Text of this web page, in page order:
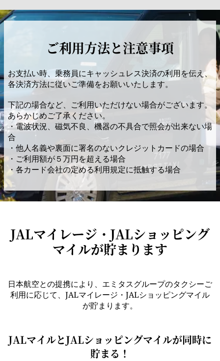
ご利用方法と注意事項
お支払い時、乗務員にキャッシュレス決済の利用を伝え、
各決済方法に従いご準備をお願いいたします。
下記の場合など、ご利用いただけない場合がございます。
あらかじめご了承ください。
・電波状況、磁気不良、機器の不具合で照会が出来ない場
合
・他人名義や裏面に署名のないクレジットカードの場合
・ご利用額が５万円を超える場合
・各カード会社の定める利用規定に抵触する場合
JALマイレージ・JALショッピング
マイルが貯まります
日本航空との提携により、エミタスグループのタクシーご
利用に応じて、JALマイレージ・JALショッピングマイル
が貯まります。
JALマイルとJALショッピングマイルが同時に
貯まる！